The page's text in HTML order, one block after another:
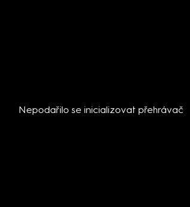
Nepodařilo se inicializovat přehrávač